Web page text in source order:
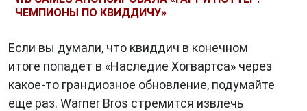
ЧЕМПИОНЫ ПО КВИДДИЧУ»
Если вы думали, что квиддич в конечном
итоге попадет в «Наследие Хогвартса» через
какое-то грандиозное обновление, подумайте
еще раз. Warner Bros стремится извлечь